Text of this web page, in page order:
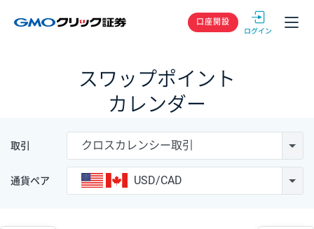
GMOクリック
口座開設
スワップポイント
カレンダー
取引 クロスカレンシー取引
通貨ペア USD/CAD